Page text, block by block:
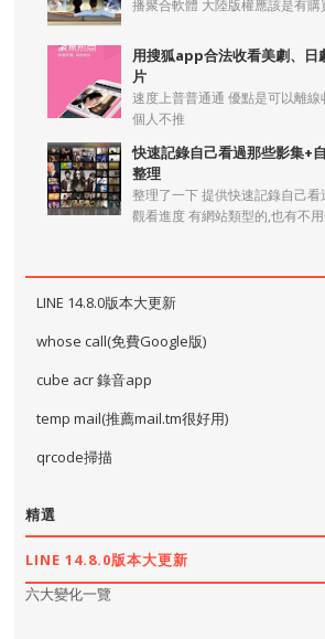
播聚合軟體 大陸版權應該是有購
用搜狐app合法收看美劇、日
片
速度上普普通通 優點是可以離
個人不推
快速記錄自己看過那些影集+
整理
整理了一下 提供快速記錄自己
觀看進度 有網站類型的,也有不
LINE 14.8.0版本大更新
whose call(免費Google版)
cube acr 錄音app
temp mail(推薦mail.tm很好用)
qrcode掃描
精選
LINE 14.8.0版本大更新
六大變化一覽